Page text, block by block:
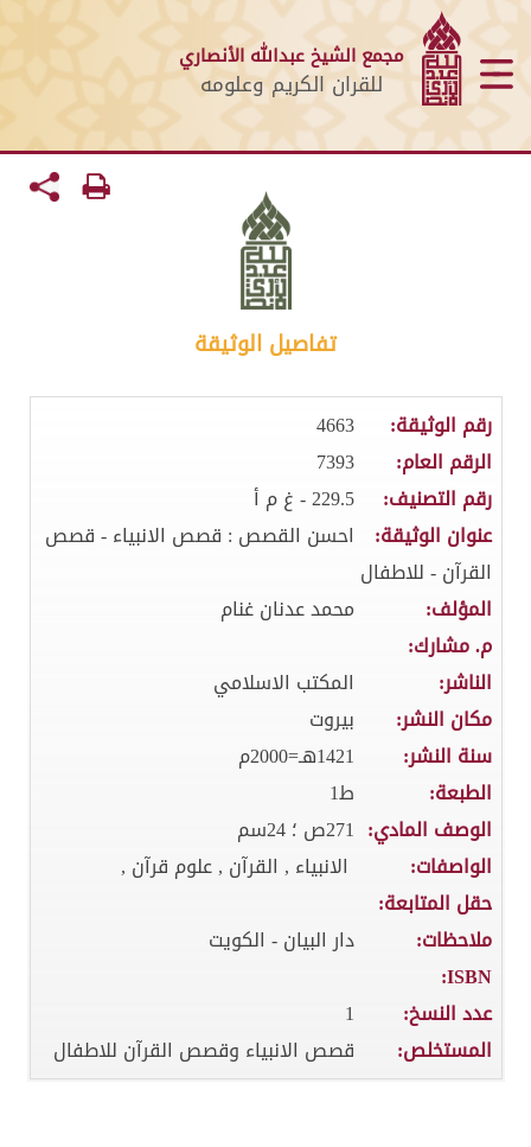
مجمع الشيخ عبدالله الأنصاري
للقران الكريم وعلومه
تفاصيل الوثيقة
رقم الوثيقة:
4663
الرقم العام:
7393
رقم التصنيف:
229.5 - غ م أ
عنوان الوثيقة:
احسن القصص : قصص الانبياء - قصص
القرآن - للاطفال
المؤلف:
محمد عدنان غنام
م. مشارك:
الناشر:
المكتب الاسلامي
مكان النشر:
بيروت
سنة النشر:
1421هـ=2000م
الطبعة:
ط1
الوصف المادي: 271ص ؛ 24سم
الواصفات:
الانبياء , القرآن , علوم قرآن ,
حقل المتابعة:
ملاحظات:
دار البيان - الكويت
ISBN:
عدد النسخ:
1
المستخلص:
قصص الانبياء وقصص القرآن للاطفال